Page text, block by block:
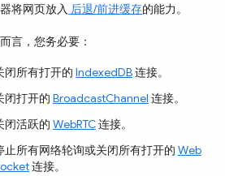
将网页放入 后退/前进缓存的能力。
言，您务必要：
闭所有打开的 IndexedDB连接。
闭打开的 BroadcastChannel 连接。
闭活跃的 WebRTC连接。
止所有网络轮询或关闭所有打开的 Web
连接。